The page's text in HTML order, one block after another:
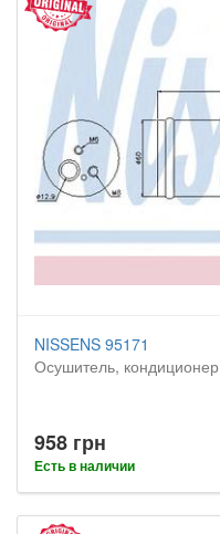
NISSENS 95171
Осушитель, кондиционер
958 грн
Есть в наличии